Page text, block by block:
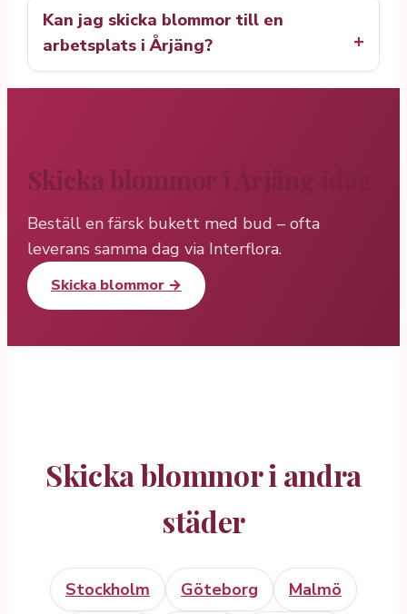
Kan jag skicka blommor till en
arbetsplats i Årjäng?
Skicka blommor i Årjäng idag
Beställ en färsk bukett med bud – ofta
leverans samma dag via Interflora.
Skicka blommor →
Skicka blommor i andra
städer
Stockholm Göteborg
Malmö